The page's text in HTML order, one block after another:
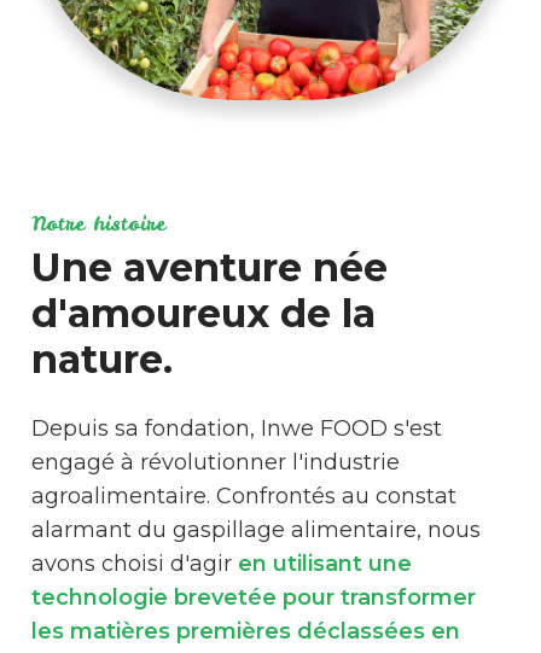
Notre histoire
Une aventure née
d'amoureux de la
nature.
Depuis sa fondation, Inwe FOOD s'est
engagé à révolutionner l'industrie
agroalimentaire. Confrontés au constat
alarmant du gaspillage alimentaire, nous
avons choisi d'agir en utilisant une
technologie brevetée pour transformer
les matières premières déclassées en